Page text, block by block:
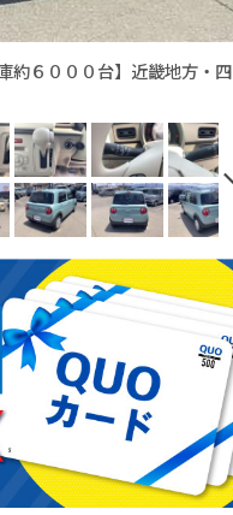
約６０００台】近畿地方・四